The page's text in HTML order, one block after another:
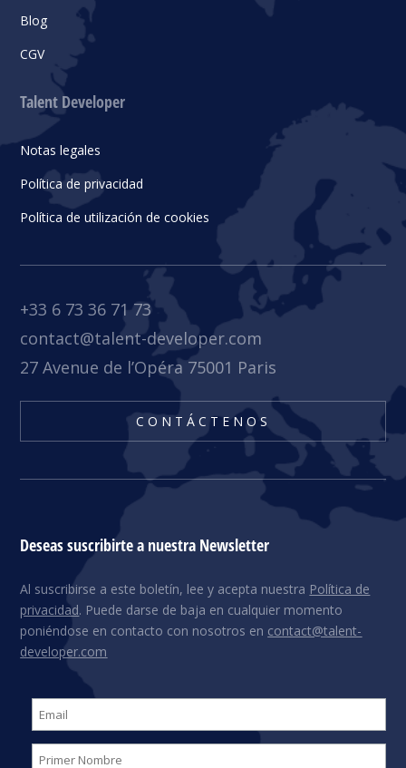
Blog
CGV
Talent Developer
Notas legales
Política de privacidad
Política de utilización de cookies
+33 6 73 36 71 73
contact@talent-developer.com
27 Avenue de l’Opéra 75001 Paris
CONTÁCTENOS
Deseas suscribirte a nuestra Newsletter
Al suscribirse a este boletín, lee y acepta nuestra Política de
privacidad. Puede darse de baja en cualquier momento
poniéndose en contacto con nosotros en contact@talent-
developer.com